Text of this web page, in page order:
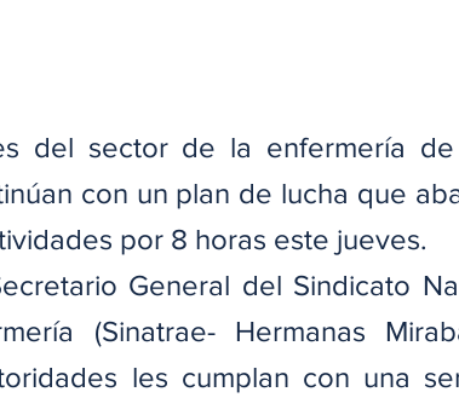
del sector de la enfermería
con un plan de lucha que
por 8 horas este jueves.
General del Sindicato
(Sinatrae- Hermanas
les cumplan con una